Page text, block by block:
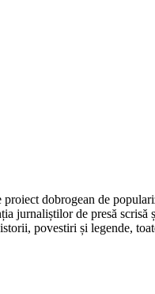
dobrogean de
jurnaliștilor de presă
povestiri și legende,